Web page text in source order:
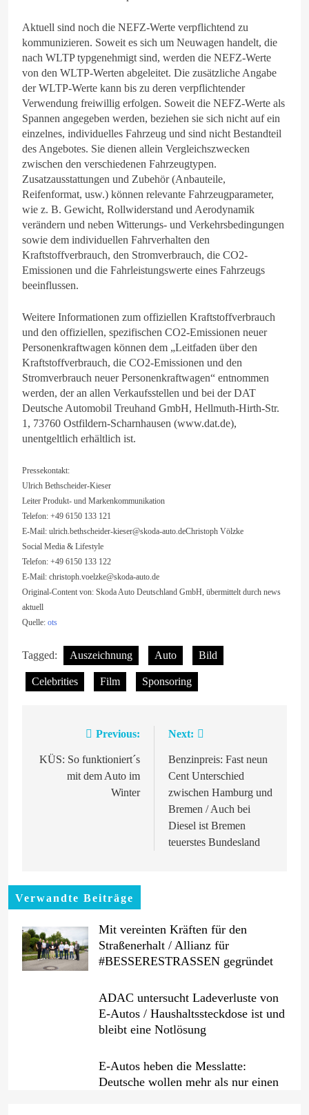
Aktuell sind noch die NEFZ-Werte verpflichtend zu
kommunizieren. Soweit es sich um Neuwagen handelt, die
nach WLTP typgenehmigt sind, werden die NEFZ-Werte
von den WLTP-Werten abgeleitet. Die zusätzliche Angabe
der WLTP-Werte kann bis zu deren verpflichtender
Verwendung freiwillig erfolgen. Soweit die NEFZ-Werte als
Spannen angegeben werden, beziehen sie sich nicht auf ein
einzelnes, individuelles Fahrzeug und sind nicht Bestandteil
des Angebotes. Sie dienen allein Vergleichszwecken
zwischen den verschiedenen Fahrzeugtypen.
Zusatzausstattungen und Zubehör (Anbauteile,
Reifenformat, usw.) können relevante Fahrzeugparameter,
wie z. B. Gewicht, Rollwiderstand und Aerodynamik
verändern und neben Witterungs- und Verkehrsbedingungen
sowie dem individuellen Fahrverhalten den
Kraftstoffverbrauch, den Stromverbrauch, die CO2-
Emissionen und die Fahrleistungswerte eines Fahrzeugs
beeinflussen.
Weitere Informationen zum offiziellen Kraftstoffverbrauch
und den offiziellen, spezifischen CO2-Emissionen neuer
Personenkraftwagen können dem „Leitfaden über den
Kraftstoffverbrauch, die CO2-Emissionen und den
Stromverbrauch neuer Personenkraftwagen“ entnommen
werden, der an allen Verkaufsstellen und bei der DAT
Deutsche Automobil Treuhand GmbH, Hellmuth-Hirth-Str.
1, 73760 Ostfildern-Scharnhausen (www.dat.de),
unentgeltlich erhältlich ist.
Pressekontakt:
Ulrich Bethscheider-Kieser
Leiter Produkt- und Markenkommunikation
Telefon: +49 6150 133 121
E-Mail: ulrich.bethscheider-kieser@skoda-auto.deChristoph Völzke
Social Media & Lifestyle
Telefon: +49 6150 133 122
E-Mail: christoph.voelzke@skoda-auto.de
Original-Content von: Skoda Auto Deutschland GmbH, übermittelt durch news
aktuell
Quelle: ots
Tagged: Auszeichnung Auto Bild
Celebrities Film Sponsoring
Beitragsnavigation
Previous:
KÜS: So funktioniert´s
mit dem Auto im
Winter
Next:
Benzinpreis: Fast neun
Cent Unterschied
zwischen Hamburg und
Bremen / Auch bei
Diesel ist Bremen
teuerstes Bundesland
Verwandte Beiträge
Mit vereinten Kräften für den
Straßenerhalt / Allianz für
#BESSERESTRASSEN gegründet
ADAC untersucht Ladeverluste von
E-Autos / Haushaltssteckdose ist und
bleibt eine Notlösung
E-Autos heben die Messlatte:
Deutsche wollen mehr als nur einen